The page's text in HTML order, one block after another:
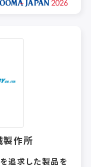
製作所
追求した製品を